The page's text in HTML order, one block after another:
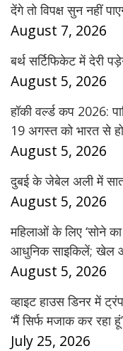
देंगे तो विपक्ष सुन नहीं
August 7, 2026
बर्थ सर्टिफिकेट में देरी
August 5, 2026
हॉकी वर्ल्ड कप 2026:
19 अगस्त को भारत से
August 5, 2026
दुबई के जेबेल अली में
August 5, 2026
महिलाओं के लिए ‘सोने का
आधुनिक साइकिलें; खेल
August 5, 2026
व्हाइट हाउस डिनर में
‘मैं सिर्फ मजाक कर रहा हूं’
July 25, 2026